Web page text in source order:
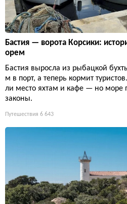
Бастия — ворота Корсики:
орем
Бастия выросла из рыбацкой
м в порт, а теперь кормит
ли место яхтам и кафе — но море
законы.
Путешествия 6 643